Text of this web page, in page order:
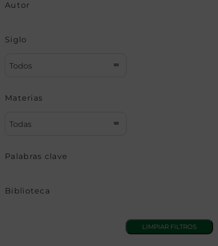
Autor
Siglo
Todos
Materias
Todas
Palabras clave
Biblioteca